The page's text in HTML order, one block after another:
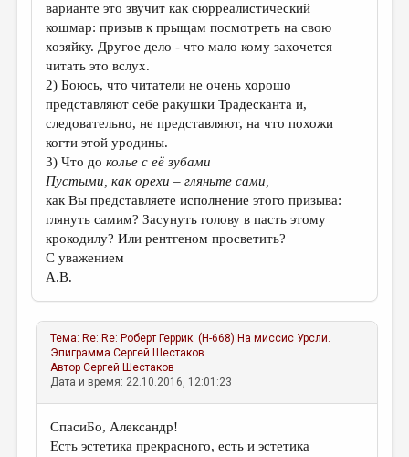
варианте это звучит как сюрреалистический
кошмар: призыв к прыщам посмотреть на свою
хозяйку. Другое дело - что мало кому захочется
читать это вслух.
2) Боюсь, что читатели не очень хорошо
представляют себе ракушки Традесканта и,
следовательно, не представляют, на что похожи
когти этой уродины.
3) Что доколье с её зубами
Пустыми, как орехи – гляньте сами,
как Вы представляете исполнение этого призыва:
глянуть самим? Засунуть голову в пасть этому
крокодилу? Или рентгеном просветить?
С уважением
А.В.
Тема: Re: Re: Роберт Геррик. (Н-668) На миссис Урсли.
Эпиграмма Сергей Шестаков
АвторСергей Шестаков
Дата и время: 22.10.2016, 12:01:23
СпасиБо, Александр!
Есть эстетика прекрасного, есть и эстетика